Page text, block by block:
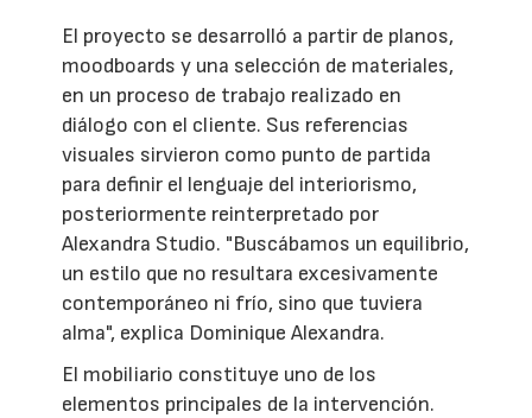
El proyecto se desarrolló a partir de planos,
moodboards y una selección de materiales,
en un proceso de trabajo realizado en
diálogo con el cliente. Sus referencias
visuales sirvieron como punto de partida
para definir el lenguaje del interiorismo,
posteriormente reinterpretado por
Alexandra Studio. "Buscábamos un equilibrio,
un estilo que no resultara excesivamente
contemporáneo ni frío, sino que tuviera
alma", explica Dominique Alexandra.
El mobiliario constituye uno de los
elementos principales de la intervención.